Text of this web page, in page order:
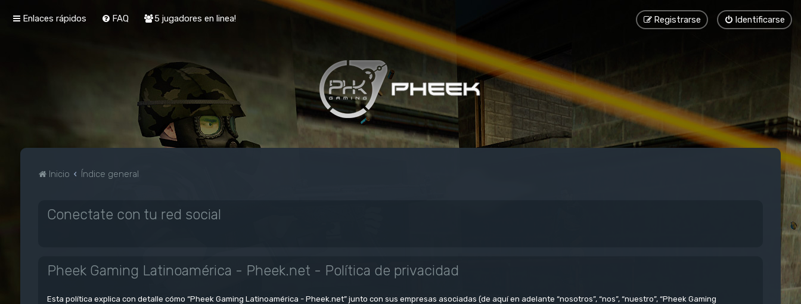
Enlaces rápidos FAQ 5 jugadores en linea! Identificarse
Registrarse
Inicio Índice general
Conectate con tu red social
Pheek Gaming Latinoamérica - Pheek.net - Política de privacidad
Esta política explica con detalle cómo “Pheek Gaming Latinoamérica - Pheek.net” junto con sus empresas asociadas (de aquí en adelante “nosotros”, “nos”, “nuestro”, “Pheek Gaming